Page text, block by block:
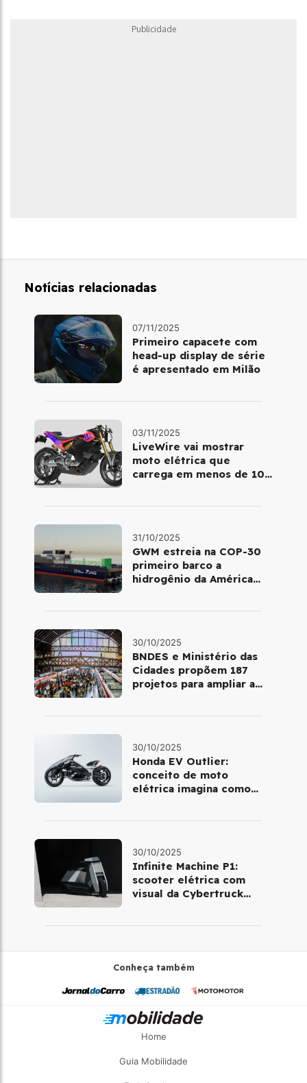
Publicidade
Notícias relacionadas
07/11/2025
Primeiro capacete com
head‑up display de série
é apresentado em Milão
03/11/2025
LiveWire vai mostrar
moto elétrica que
carrega em menos de 10
31/10/2025
GWM estreia na COP-30
primeiro barco a
hidrogênio da América
30/10/2025
BNDES e Ministério das
Cidades propõem 187
projetos para ampliar a
30/10/2025
Honda EV Outlier:
conceito de moto
elétrica imagina como
30/10/2025
Infinite Machine P1:
scooter elétrica com
visual da Cybertruck
Conheça também
Home
Guia Mobilidade